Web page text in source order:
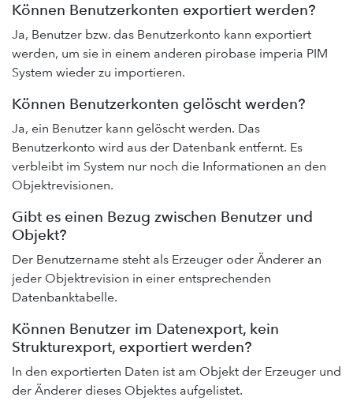
Können Benutzerkonten exportiert werden?
Ja, Benutzer bzw. das Benutzerkonto kann exportiert
werden, um sie in einem anderen pirobase imperia PIM
System wieder zu importieren.
Können Benutzerkonten gelöscht werden?
Ja, ein Benutzer kann gelöscht werden. Das
Benutzerkonto wird aus der Datenbank entfernt. Es
verbleibt im System nur noch die Informationen an den
Objektrevisionen.
Gibt es einen Bezug zwischen Benutzer und
Objekt?
Der Benutzername steht als Erzeuger oder Änderer an
jeder Objektrevision in einer entsprechenden
Datenbanktabelle.
Können Benutzer im Datenexport, kein
Strukturexport, exportiert werden?
In den exportierten Daten ist am Objekt der Erzeuger und
der Änderer dieses Objektes aufgelistet.